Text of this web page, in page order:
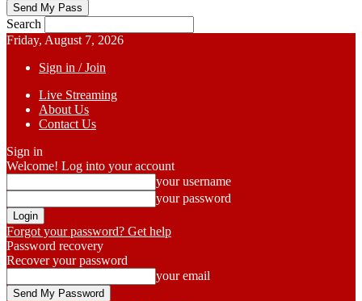
Search
Friday, August 7, 2026
Sign in / Join
Live Streaming
About Us
Contact Us
Sign in
Welcome! Log into your account
your username
your password
Forgot your password? Get help
Password recovery
Recover your password
your email